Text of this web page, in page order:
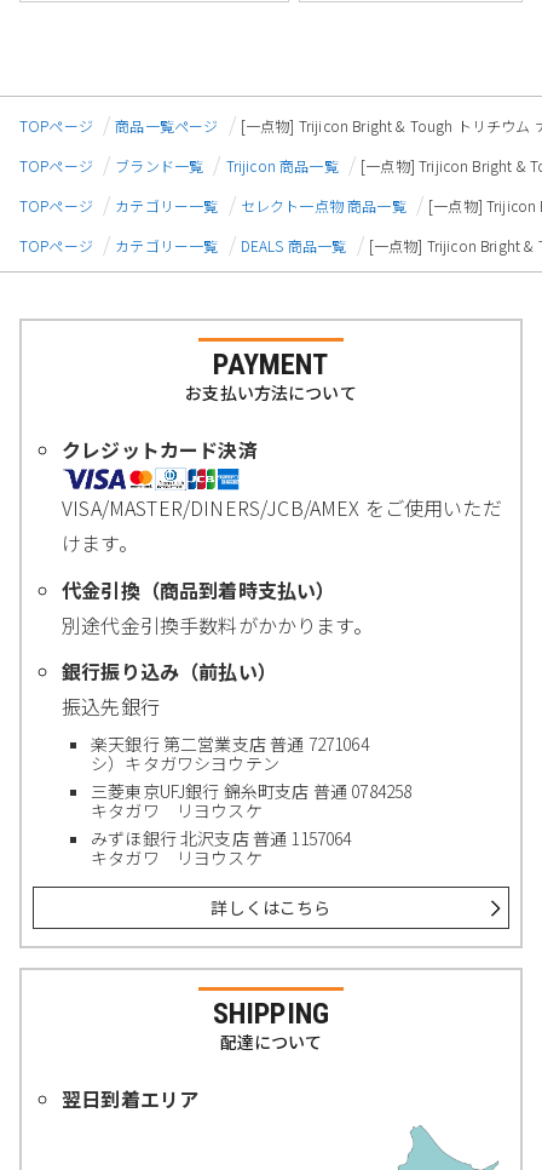
TOPページ 商品一覧ページ
[一点物] Trijicon Bright & Tough トリチウム
TOPページ
ブランド一覧 Trijicon 商品一覧
[一点物] Trijicon Bright &
TOPページ
カテゴリー一覧 セレクト一点物 商品一覧
[一点物] Trijicon
TOPページ
カテゴリー一覧 DEALS 商品一覧 [一点物] Trijicon Bright &
PAYMENT
お支払い方法について
クレジットカード決済
VISA/MASTER/DINERS/JCB/AMEX をご使用いただ
けます。
代金引換（商品到着時支払い）
別途代金引換手数料がかかります。
銀行振り込み（前払い）
振込先銀行
楽天銀行 第二営業支店 普通 7271064
シ）キタガワシヨウテン
三菱東京UFJ銀行 錦糸町支店 普通 0784258
キタガワ リヨウスケ
みずほ銀行 北沢支店 普通 1157064
キタガワ リヨウスケ
詳しくはこちら
SHIPPING
配達について
翌日到着エリア